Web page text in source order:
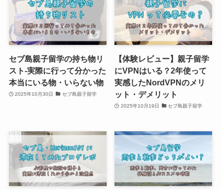
セブ島親子留学の持ち物リ
スト-実際に行って分かった
本当にいる物・いらない物
2025年10月30日 セブ島親子留学
【体験レビュー】親子留学
にVPNはいる？2年使って
実感したNordVPNのメリ
ット・デメリット
2025年10月19日 セブ島親子留学